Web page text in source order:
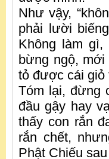
Như vậy,
phải lười
Không làm
bừng ngộ,
tỏ được cái giỏ
Tóm lại, đừng
đầu gậy hay
thấy con rắn
rắn chết,
Phật Chiếu